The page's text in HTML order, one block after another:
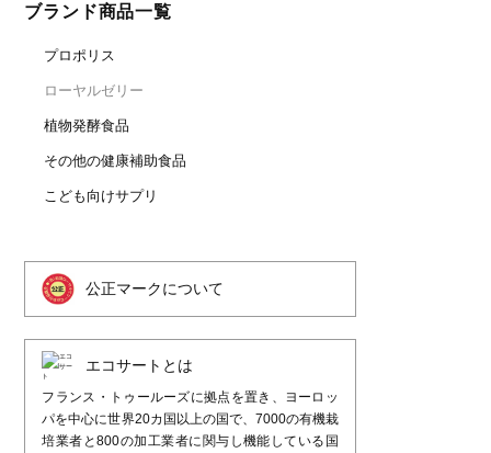
ブランド商品一覧
プロポリス
ローヤルゼリー
植物発酵食品
その他の健康補助食品
こども向けサプリ
公正マークについて
エコサートとは
フランス・トゥールーズに拠点を置き、ヨーロッ
パを中心に世界20カ国以上の国で、7000の有機栽
培業者と800の加工業者に関与し機能している国